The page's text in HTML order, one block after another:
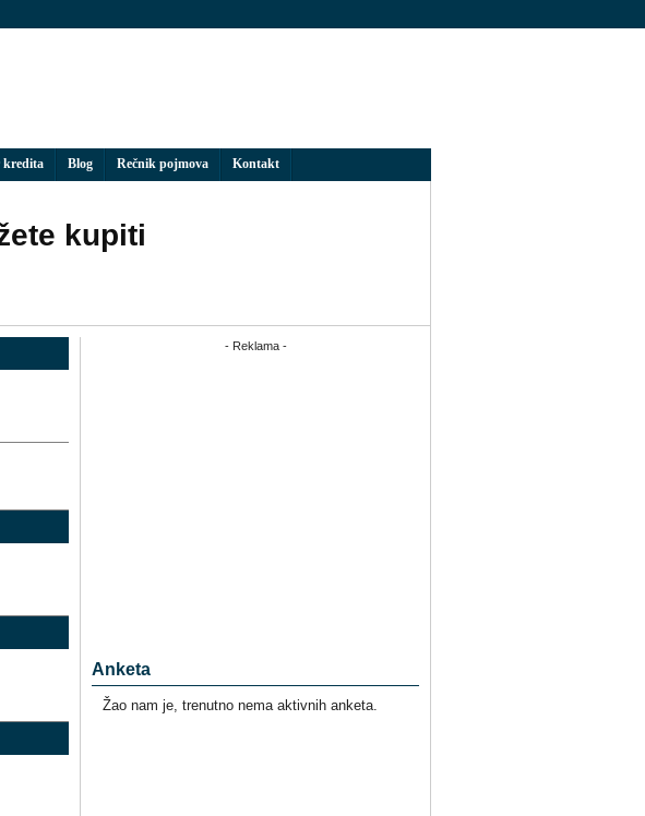
Blog Rečnik pojmova Kontakt
kupiti
- Reklama -
Anketa
Žao nam je, trenutno nema aktivnih anketa.